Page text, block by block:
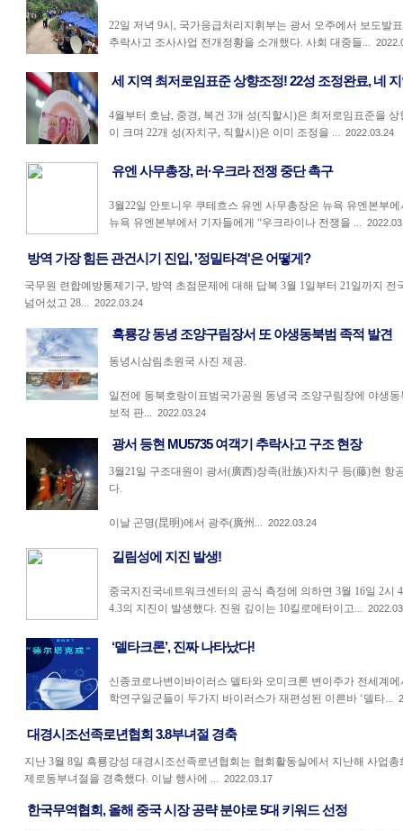
22일 저녁 9시, 국가응급처리지휘부는 광서 오주에서 보도발
추락사고 조사사업 전개정황을 소개했다. 사회 대중들...
세 지역 최저로임표준 상향조정! 22성 조정완료, 네
4월부터 호남, 중경, 복건 3개 성(직할시)은 최저로임표준을
이 크며 22개 성(자치구, 직할시)은 이미 조정을 ... 2022.03.24
유엔 사무총장, 러·우크라 전쟁 중단 촉구
3월22일 안토니우 쿠테흐스 유엔 사무총장은 뉴욕 유엔본부
뉴욕 유엔본부에서 기자들에게 “우크라이나 전쟁을 ...
방역 가장 힘든 관건시기 진입, '정밀타격'은 어떻게?
국무원 련합예방통제기구, 방역 초점문제에 대해 답복 3월 1일부터 21일까지 전
넘어섰고 28... 2022.03.24
흑룡강 동녕 조양구림장서 또 야생동북범 족적 발견
동녕시삼림초원국 사진 제공.
일전에 동북호랑이표범국가공원 동녕국 조양구림장에 야생
보적 판... 2022.03.24
광서 등현 MU5735 여객기 추락사고 구조 현장
3월21일 구조대원이 광서(廣西)장족(壯族)자치구 등(藤)현 항
다.
이날 곤명(昆明)에서 광주(廣州... 2022.03.24
길림성에 지진 발생!
중국지진국네트워크센터의 공식 측정에 의하면 3월 16일 2시
4.3의 지진이 발생했다. 진원 깊이는 10킬로메터이고...
‘델타크론’, 진짜 나타났다!
신종코로나변이바이러스 델타와 오미크론 변이주가 전세계
학연구일군들이 두가지 바이러스가 재편성된 이른바 ‘델타...
대경시조선족로년협회 3.8부녀절 경축
지난 3월 8일 흑룡강성 대경시조선족로년협회는 협회활동실에서 지난해 사업
제로동부녀절을 경축했다. 이날 행사에 ... 2022.03.17
한국무역협회, 올해 중국 시장 공략 분야로 5대 키워드 선정